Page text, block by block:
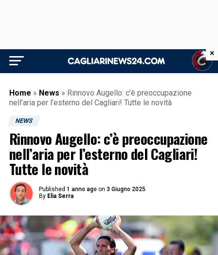
Home » News » Rinnovo Augello: c’è preoccupazione
nell’aria per l’esterno del Cagliari! Tutte le novità
NEWS
Rinnovo Augello: c’è preoccupazione
nell’aria per l’esterno del Cagliari!
Tutte le novità
Published 1 anno ago on 3 Giugno 2025
By Elia Serra
×